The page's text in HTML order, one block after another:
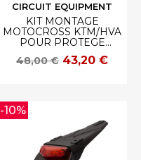
CIRCUIT EQUIPMENT
KIT MONTAGE
MOTOCROSS KTM/HVA
POUR PROTEGE
DISQUE CIRCUIT
48,00 € 43,20 €
-10%